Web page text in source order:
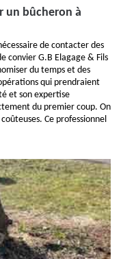
un bûcheron à
de contacter des
convier G.B Elagage & Fils
du temps et des
qui prendraient
et son expertise
du premier coup. On
Ce professionnel